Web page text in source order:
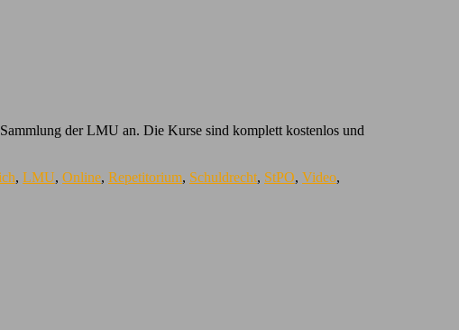
der LMU an. Die Kurse sind komplett kostenlos und
, LMU, Online, Repetitorium, Schuldrecht, StPO, Video,